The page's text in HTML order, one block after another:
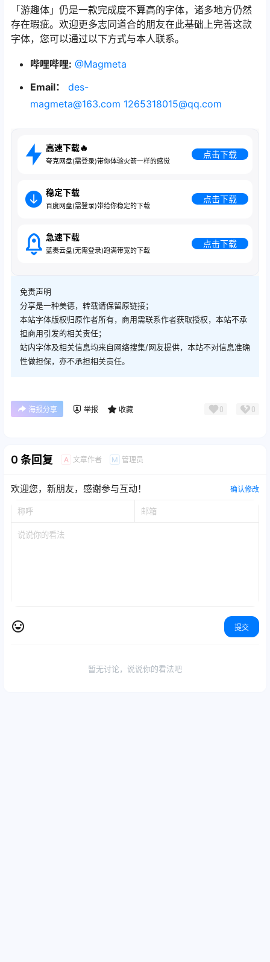
「游趣体」仍是一款完成度不算高的字体，诸多地方仍然
存在瑕疵。欢迎更多志同道合的朋友在此基础上完善这款
字体，您可以通过以下方式与本人联系。
哔哩哔哩: @Magmeta
Email：
des-
magmeta@163.com 1265318015@qq.com
高速下载🔥
夸克网盘(需登录)带你体验火箭一样的感觉
点击下载
稳定下载
百度网盘(需登录)带给你稳定的下载
点击下载
急速下载
蓝奏云盘(无需登录)跑满带宽的下载
点击下载
免责声明
分享是一种美德，转载请保留原链接；
本站字体版权归原作者所有，商用需联系作者获取授权，本站不承
担商用引发的相关责任；
站内字体及相关信息均来自网络搜集/网友提供，本站不对信息准确
性做担保，亦不承担相关责任。
海报分享 举报 收藏 0 0
0 条回复 A 文章作者 M 管理员
欢迎您，新朋友，感谢参与互动！ 确认修改
提交
暂无讨论，说说你的看法吧